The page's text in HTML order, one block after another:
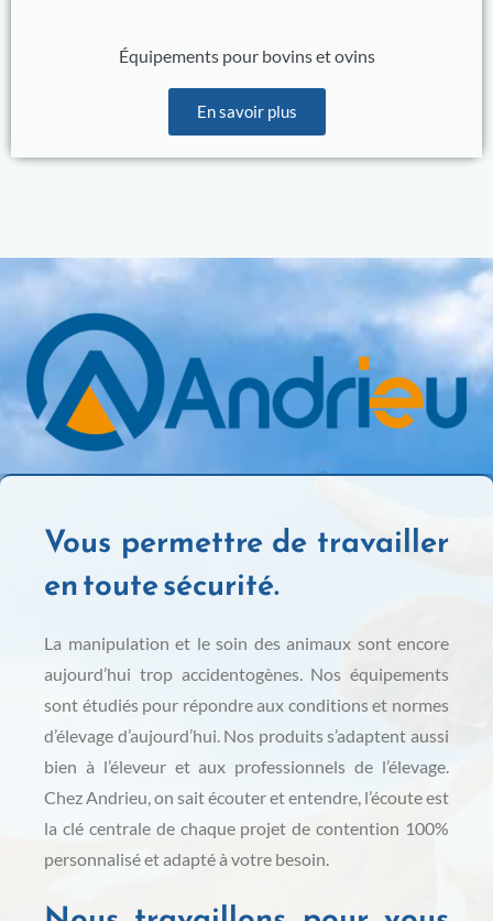
Équipements pour bovins et ovins
En savoir plus
Vous permettre de travailler
en toute sécurité.
La manipulation et le soin des animaux sont encore
aujourd’hui trop accidentogènes. Nos équipements
sont étudiés pour répondre aux conditions et normes
d’élevage d’aujourd’hui. Nos produits s’adaptent aussi
bien à l’éleveur et aux professionnels de l’élevage.
Chez Andrieu, on sait écouter et entendre, l’écoute est
la clé centrale de chaque projet de contention 100%
personnalisé et adapté à votre besoin.